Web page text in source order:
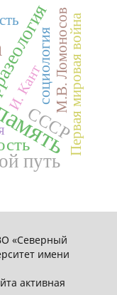
путь
СССР
социология
И. Кант Первая мировая война
М.В. Ломоносов
«Северный
имени
активная